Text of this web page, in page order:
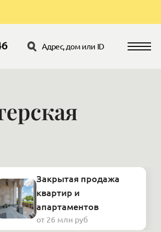
Закрытая продажа
квартир и
апартаментов
от 26 млн руб